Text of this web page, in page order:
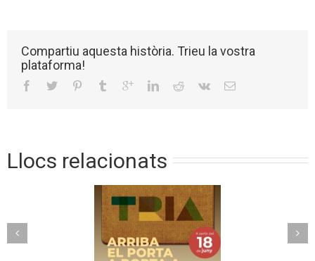
Compartiu aquesta història. Trieu la vostra
plataforma!
Llocs relacionats
el porta a
Torelló implanta un
nou model de